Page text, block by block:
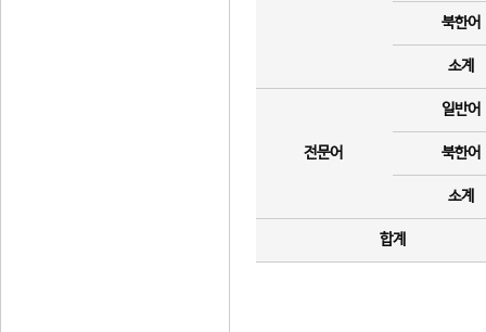
북한어
소계
전문어
일반어
북한어
소계
합계